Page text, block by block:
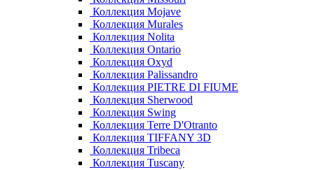
Коллекция Mojave
Коллекция Murales
Коллекция Nolita
Коллекция Ontario
Коллекция Oxyd
Коллекция Palissandro
Коллекция PIETRE DI FIUME
Коллекция Sherwood
Коллекция Swing
Коллекция Terre D'Otranto
Коллекция TIFFANY 3D
Коллекция Tribeca
Коллекция Tuscany